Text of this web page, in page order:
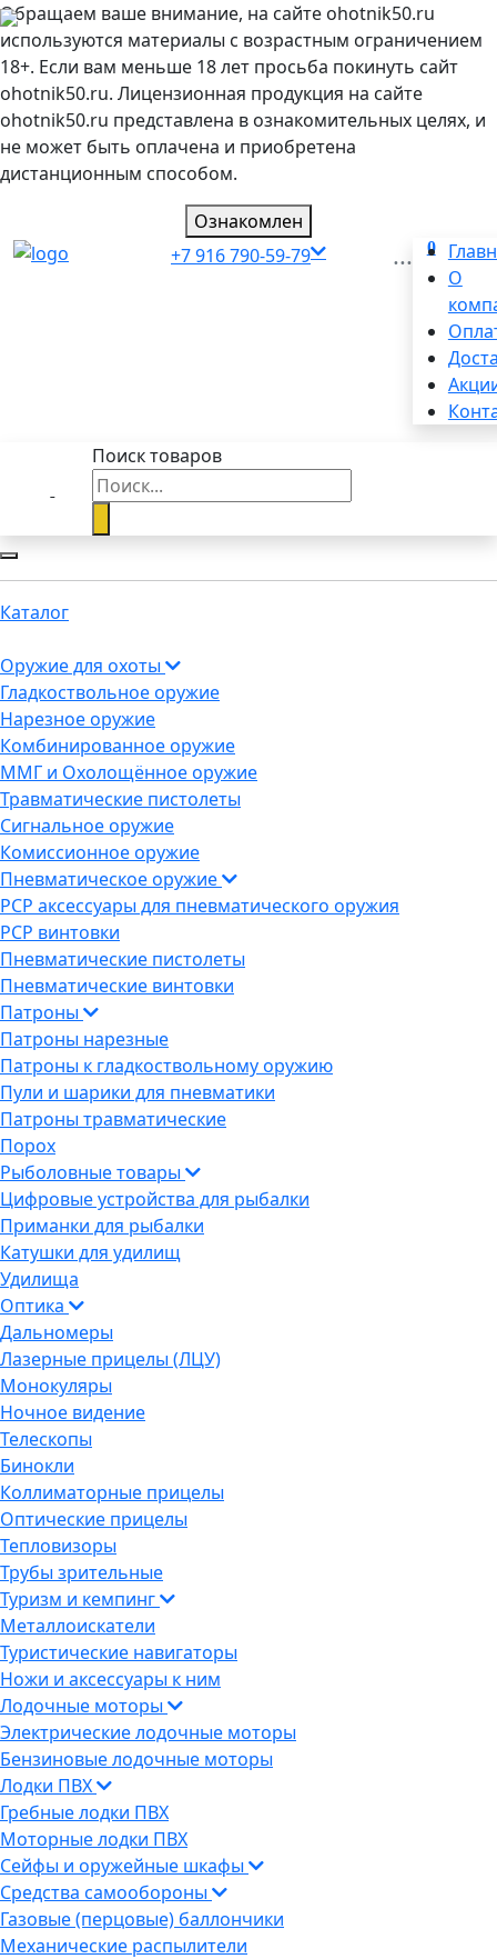
Обращаем ваше внимание, на сайте ohotnik50.ru
используются материалы с возрастным ограничением
18+. Если вам меньше 18 лет просьба покинуть сайт
ohotnik50.ru. Лицензионная продукция на сайте
ohotnik50.ru представлена в ознакомительных целях, и
не может быть оплачена и приобретена
дистанционным способом.
Ознакомлен
+7 916 790-59-79
0
...
О
Поиск товаров
Каталог
Оружие для охоты
Гладкоствольное оружие
Нарезное оружие
Комбинированное оружие
ММГ и Охолощённое оружие
Травматические пистолеты
Сигнальное оружие
Комиссионное оружие
Пневматическое оружие
PCP аксессуары для пневматического оружия
PCP винтовки
Пневматические пистолеты
Пневматические винтовки
Патроны
Патроны нарезные
Патроны к гладкоствольному оружию
Пули и шарики для пневматики
Патроны травматические
Порох
Рыболовные товары
Цифровые устройства для рыбалки
Приманки для рыбалки
Катушки для удилищ
Удилища
Оптика
Дальномеры
Лазерные прицелы (ЛЦУ)
Монокуляры
Ночное видение
Телескопы
Бинокли
Коллиматорные прицелы
Оптические прицелы
Тепловизоры
Трубы зрительные
Туризм и кемпинг
Металлоискатели
Туристические навигаторы
Ножи и аксессуары к ним
Лодочные моторы
Электрические лодочные моторы
Бензиновые лодочные моторы
Лодки ПВХ
Гребные лодки ПВХ
Моторные лодки ПВХ
Сейфы и оружейные шкафы
Средства самообороны
Газовые (перцовые) баллончики
Механические распылители